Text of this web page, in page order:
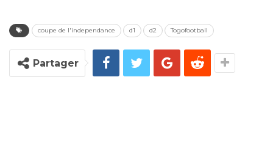
coupe de l'independance d1 d2 Togofootball
Partager